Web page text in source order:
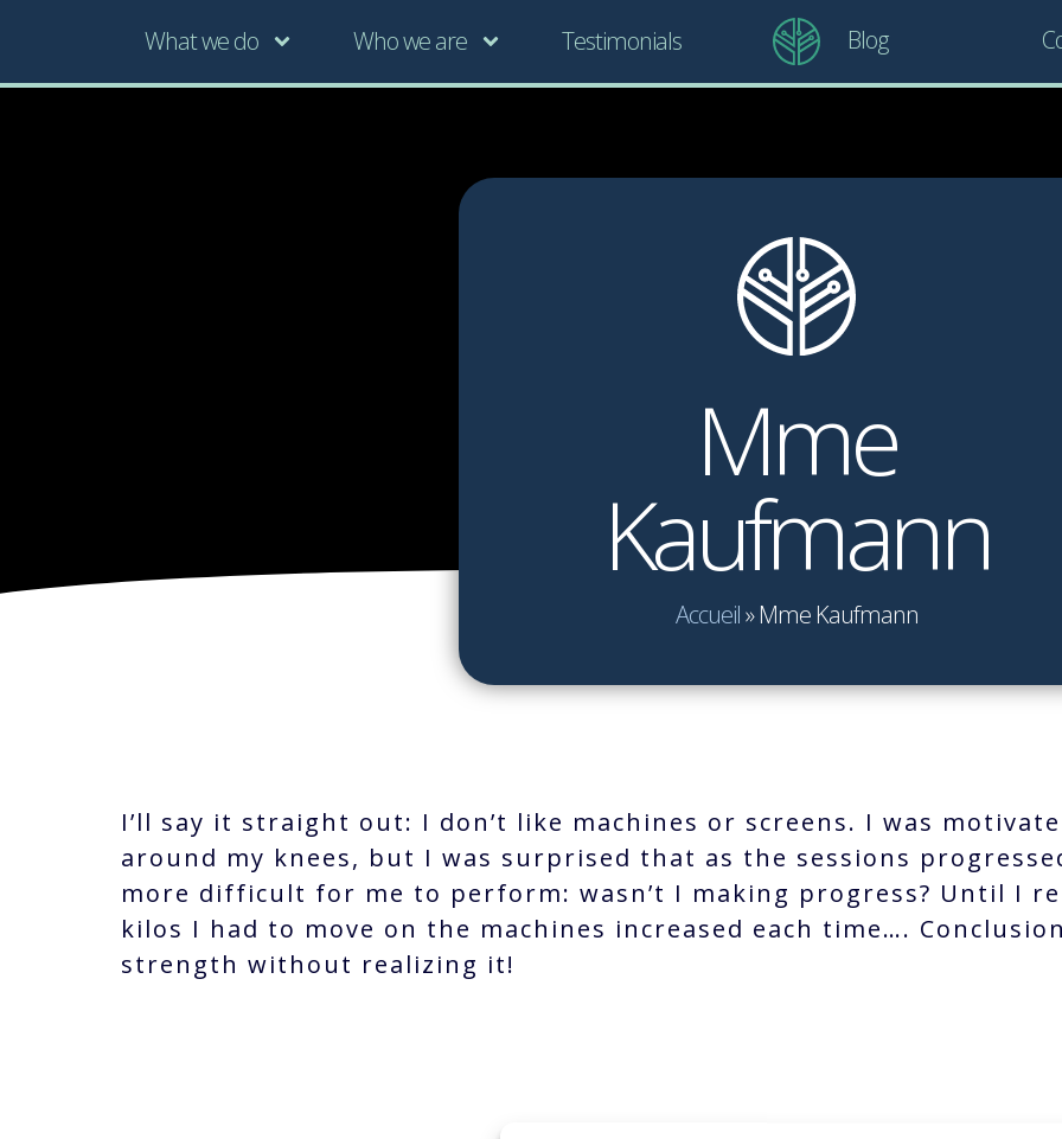
What we do Who we are Testimonials Blog
Mme
Kaufmann
Accueil»Mme Kaufmann
I’ll say it straight out: I don’t like machines or screens. I was
around my knees, but I was surprised that as the sessions
more difficult for me to perform: wasn’t I making progress? Until I
kilos I had to move on the machines increased each time….
strength without realizing it!